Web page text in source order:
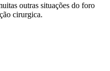
outras situações do foro
cirurgica.